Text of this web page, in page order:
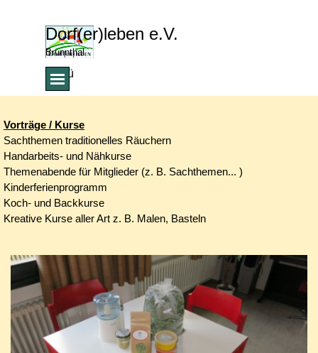
Dorf(er)leben e.V.
Brunnthal
Menü
Menü überspringen
Vorträge / Kurse
Sachthemen traditionelles Räuchern
Handarbeits- und Nähkurse
Themenabende für Mitglieder (z. B. Sachthemen... )
Kinderferienprogramm
Koch- und Backkurse
Kreative Kurse aller Art z. B. Malen, Basteln